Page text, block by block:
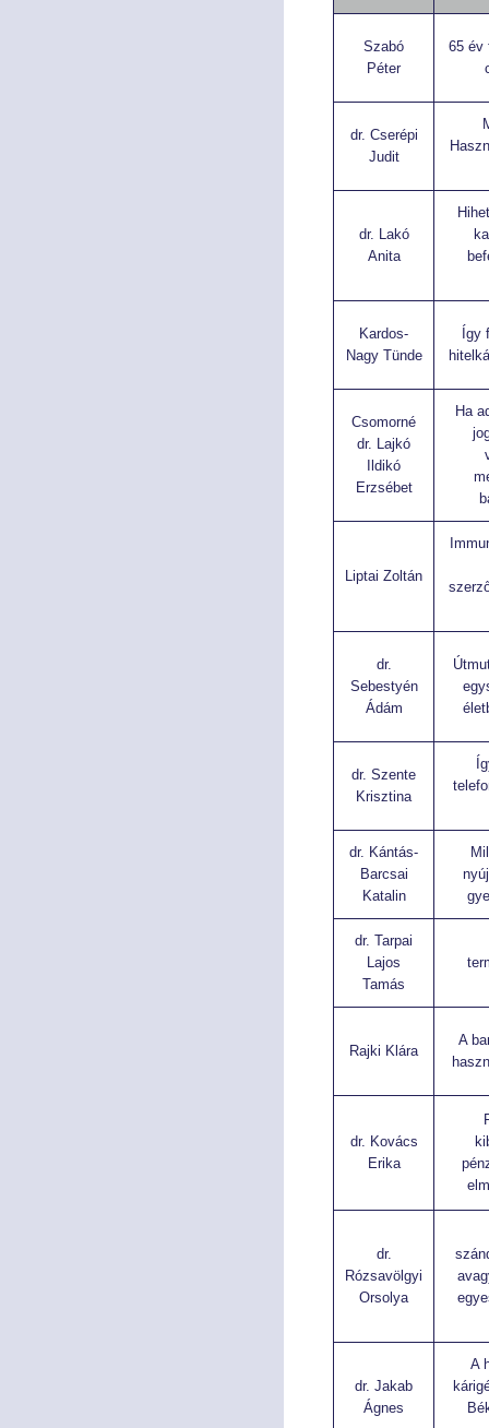
Szabó
Péter
65 év
dr. Cserépi
Judit
dr. Lakó
Anita
Kardos-
Nagy Tünde
Így
Csomorné
dr. Lajkó
Ildikó
Erzsébet
Ha
Liptai Zoltán
dr.
Sebestyén
Ádám
dr. Szente
Krisztina
dr. Kántás-
Barcsai
Katalin
dr. Tarpai
Lajos
Tamás
Rajki Klára
A
dr. Kovács
Erika
dr.
Rózsavölgyi
Orsolya
dr. Jakab
Ágnes
A